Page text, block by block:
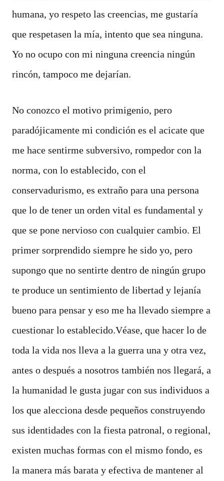
humana, yo respeto las creencias, me gustaría
que respetasen la mía, intento que sea ninguna.
Yo no ocupo con mi ninguna creencia ningún
rincón, tampoco me dejarían.
No conozco el motivo primigenio, pero
paradójicamente mi condición es el acicate que
me hace sentirme subversivo, rompedor con la
norma, con lo establecido, con el
conservadurismo, es extraño para una persona
que lo de tener un orden vital es fundamental y
que se pone nervioso con cualquier cambio. El
primer sorprendido siempre he sido yo, pero
supongo que no sentirte dentro de ningún grupo
te produce un sentimiento de libertad y lejanía
bueno para pensar y eso me ha llevado siempre a
cuestionar lo establecido.Véase, que hacer lo de
toda la vida nos lleva a la guerra una y otra vez,
antes o después a nosotros también nos llegará, a
la humanidad le gusta jugar con sus individuos a
los que alecciona desde pequeños construyendo
sus identidades con la fiesta patronal, o regional,
existen muchas formas con el mismo fondo, es
la manera más barata y efectiva de mantener al